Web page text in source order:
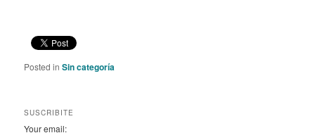
Posted in Sin categoría
SUSCRIBITE
Your email: